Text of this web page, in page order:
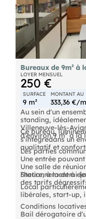
Bureaux de 9m² à
LOYER MENSUEL
250 €
SURFACE
9 m²
MONTANT AU
333,36 €/
Au sein d'un
standing,
Villeneuve-lès-
d'environ 9 m² à la
Ce bureau,
s'intègredans un
qualitatif et
Les parties
Une entrée
Une salle de
l'heure, à la demi-
des tarifs
Stationnement à
Local
libérales, start-up,
Conditions
Bail dérogatoire